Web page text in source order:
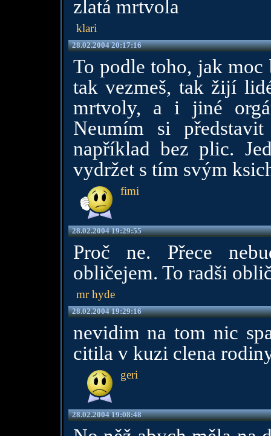
zlatá mrtvola
klari
28.02.2004 20:17:16
To podle toho, jak
tak vezmeš, tak žijí
mrtvoly, a i jiné
Neumím si
například bez plic.
vydržet s tím svým
fimi
28.02.2004 19:29:55
Proč ne. Přece
obličejem. To radši
mr hyde
28.02.2004 19:29:16
nevidim na tom nic
citila v kuzi clena
geri
28.02.2004 19:08:48